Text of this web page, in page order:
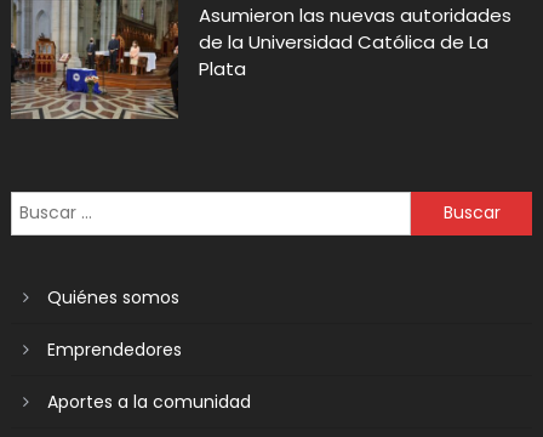
Asumieron las nuevas autoridades
de la Universidad Católica de La
Plata
Quiénes somos
Emprendedores
Aportes a la comunidad